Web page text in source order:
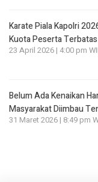
Karate Piala Kapolri
Kuota Peserta Terbatas
23 April 2026 | 4:00 pm
Belum Ada Kenaikan
Masyarakat Diimbau
31 Maret 2026 | 8:49 pm